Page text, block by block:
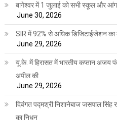
बागेश्वर में 1 जुलाई को सभी स्कूल और
June 30, 2026
SIR में 92% से अधिक डिजिटाईजेशन का
June 29, 2026
यू.के. में हिरासत में भारतीय कप्तान अजय
अपील की
June 29, 2026
दिवंगत पद्मश्री निशानेबाज जसपाल सिंह
का निधन